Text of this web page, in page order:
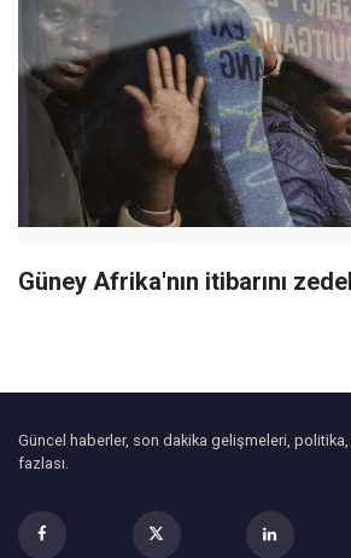
Güney Afrika'nın itibarını
Güncel haberler, son dakika gelişmeleri,
fazlası.